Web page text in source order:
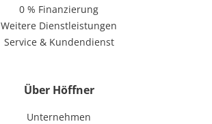
0 % Finanzierung
Weitere Dienstleistungen
Service & Kundendienst
Über Höffner
Unternehmen